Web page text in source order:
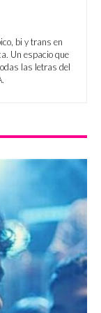
bi y trans en
Un espacio que
las letras del